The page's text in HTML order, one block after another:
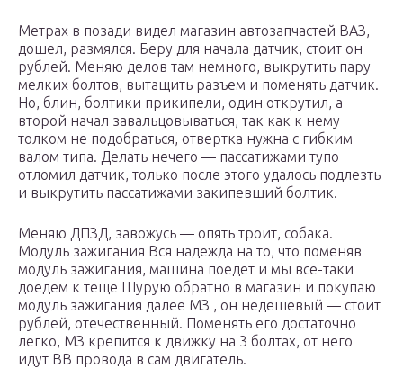
Метрах в позади видел магазин автозапчастей ВАЗ,
дошел, размялся. Беру для начала датчик, стоит он
рублей. Меняю делов там немного, выкрутить пару
мелких болтов, вытащить разъем и поменять датчик.
Но, блин, болтики прикипели, один открутил, а
второй начал завальцовываться, так как к нему
толком не подобраться, отвертка нужна с гибким
валом типа. Делать нечего — пассатижами тупо
отломил датчик, только после этого удалось подлезть
и выкрутить пассатижами закипевший болтик.
Меняю ДПЗД, завожусь — опять троит, собака.
Модуль зажигания Вся надежда на то, что поменяв
модуль зажигания, машина поедет и мы все-таки
доедем к теще Шурую обратно в магазин и покупаю
модуль зажигания далее МЗ , он недешевый — стоит
рублей, отечественный. Поменять его достаточно
легко, МЗ крепится к движку на 3 болтах, от него
идут ВВ провода в сам двигатель.